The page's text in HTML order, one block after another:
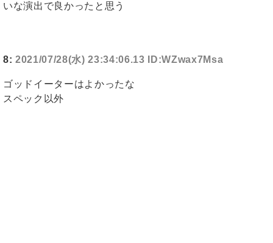
いな演出で良かったと思う
8: 2021/07/28(水) 23:34:06.13 ID:WZwax7Msa
ゴッドイーターはよかったな
スペック以外